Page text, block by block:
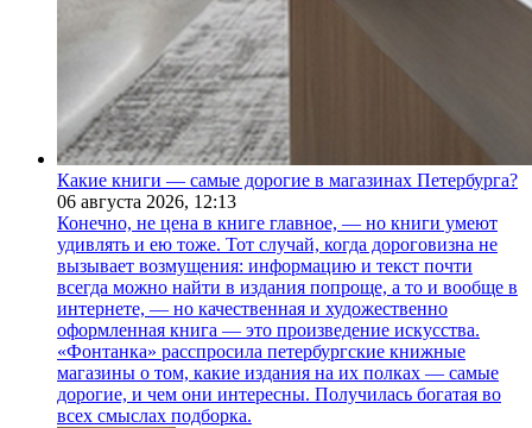
Какие книги — самые дорогие в магазинах Петербурга?
06 августа 2026, 12:13
Конечно, не цена в книге главное, — но книги умеют
удивлять и ею тоже. Тот случай, когда дороговизна не
вызывает возмущения: информацию и текст почти
всегда можно найти в издания попроще, а то и вообще в
интернете, — но качественная и художественно
оформленная книга — это произведение искусства.
«Фонтанка» расспросила петербургские книжные
магазины о том, какие издания на их полках — самые
дорогие, и чем они интересны. Получилась богатая во
всех смыслах подборка.